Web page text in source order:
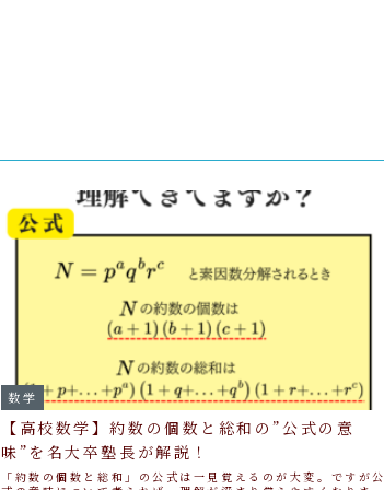
数学
【高校数学】約数の個数と総和の”公式の意
味”を名大卒塾長が解説！
「約数の個数と総和」の公式は一見覚えるのが大変。ですが公